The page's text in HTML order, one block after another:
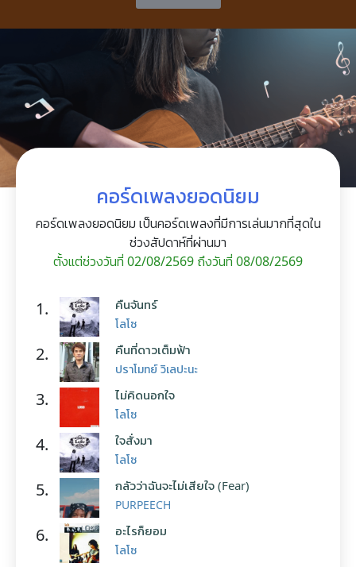
คอร์ดเพลงยอดนิยม
คอร์ดเพลงยอดนิยม เป็นคอร์ดเพลงที่มีการเล่นมากที่สุดใน
ช่วงสัปดาห์ที่ผ่านมา
ตั้งแต่ช่วงวันที่ 02/08/2569 ถึงวันที่ 08/08/2569
1. คืนจันทร์
โลโซ
2. คืนที่ดาวเต็มฟ้า
ปราโมทย์ วิเลปะนะ
3. ไม่คิดนอกใจ
โลโซ
4. ใจสั่งมา
โลโซ
5. กลัวว่าฉันจะไม่เสียใจ (Fear)
PURPEECH
6. อะไรก็ยอม
โลโซ